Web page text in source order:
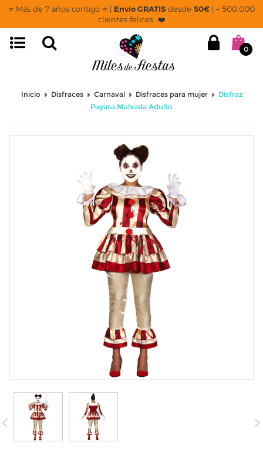
⭐ Más de 7 años contigo ⭐ | Envío GRATIS desde 50€ | + 500.000
clientes felices ❤️
0
Inicio Disfraces Carnaval Disfraces para mujer
Disfraz
Payasa Malvada Adulto